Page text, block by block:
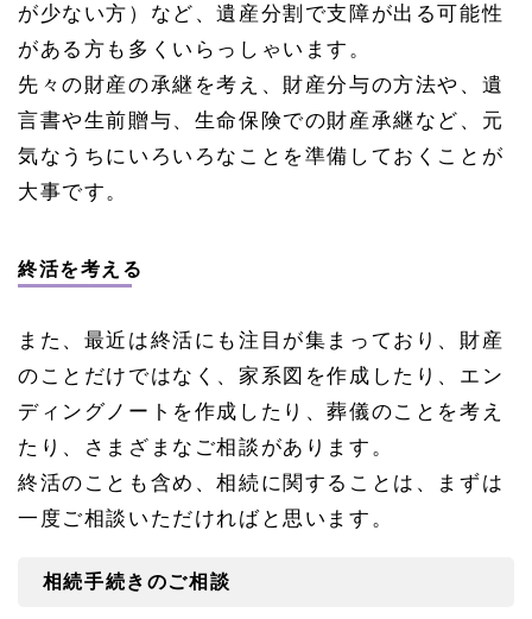
が少ない方）など、遺産分割で支障が出る可能性
がある方も多くいらっしゃいます。
先々の財産の承継を考え、財産分与の方法や、遺
言書や生前贈与、生命保険での財産承継など、元
気なうちにいろいろなことを準備しておくことが
大事です。
終活を考える
また、最近は終活にも注目が集まっており、財産
のことだけではなく、家系図を作成したり、エン
ディングノートを作成したり、葬儀のことを考え
たり、さまざまなご相談があります。
終活のことも含め、相続に関することは、まずは
一度ご相談いただければと思います。
相続手続きのご相談